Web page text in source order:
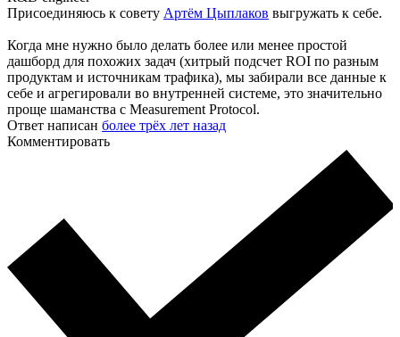
Присоединяюсь к совету Артём Цыплаков выгружать к себе.
Когда мне нужно было делать более или менее простой
дашборд для похожих задач (хитрый подсчет ROI по разным
продуктам и источникам трафика), мы забирали все данные к
себе и агрегировали во внутренней системе, это значительно
проще шаманства с Measurement Protocol.
Ответ написан более трёх лет назад
Комментировать